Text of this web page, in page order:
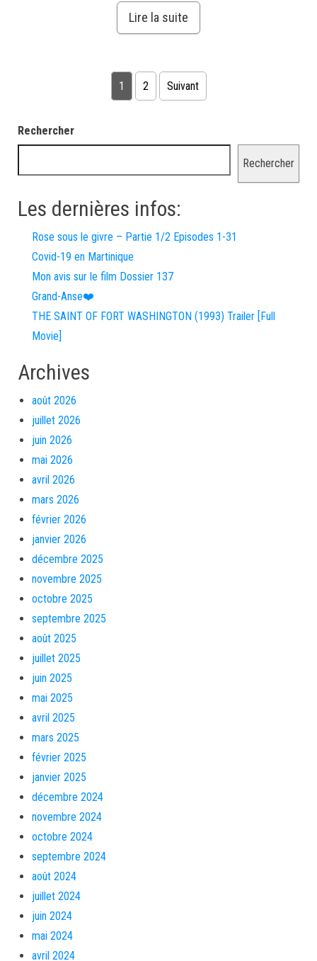
Lire la suite
Pagination des publications
1 2 Suivant
Rechercher
Rechercher
Les dernières infos:
Rose sous le givre – Partie 1/2 Episodes 1-31
Covid-19 en Martinique
Mon avis sur le film Dossier 137
Grand-Anse❤️
THE SAINT OF FORT WASHINGTON (1993) Trailer [Full
Movie]
Archives
août 2026
juillet 2026
juin 2026
mai 2026
avril 2026
mars 2026
février 2026
janvier 2026
décembre 2025
novembre 2025
octobre 2025
septembre 2025
août 2025
juillet 2025
juin 2025
mai 2025
avril 2025
mars 2025
février 2025
janvier 2025
décembre 2024
novembre 2024
octobre 2024
septembre 2024
août 2024
juillet 2024
juin 2024
mai 2024
avril 2024